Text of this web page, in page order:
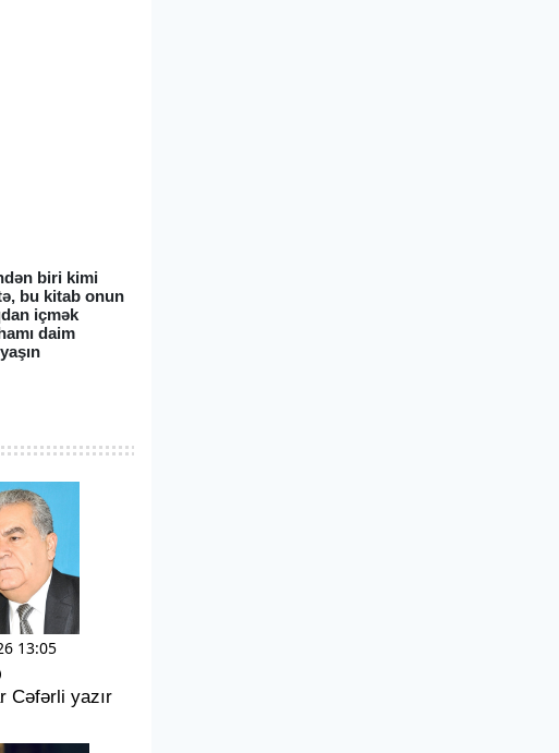
biri kimi
bu kitab onun
içmək
daim
13:05
Cəfərli yazır